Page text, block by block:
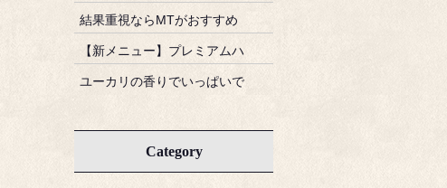
結果重視ならMTがおすすめ
【新メニュー】プレミアムハ
ユーカリの香りでいっぱいで
Category